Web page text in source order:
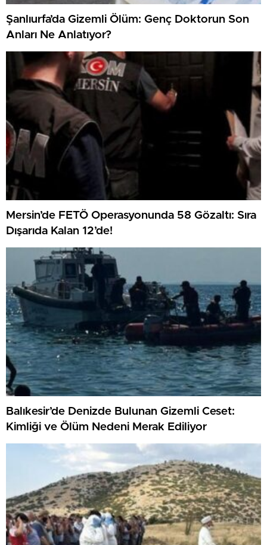
Şanlıurfa’da Gizemli Ölüm: Genç Doktorun Son
Anları Ne Anlatıyor?
Mersin’de FETÖ Operasyonunda 58 Gözaltı: Sıra
Dışarıda Kalan 12’de!
Balıkesir’de Denizde Bulunan Gizemli Ceset:
Kimliği ve Ölüm Nedeni Merak Ediliyor